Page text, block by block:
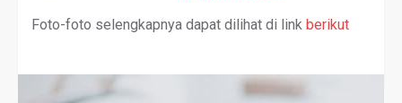
Foto-foto selengkapnya dapat dilihat di link berikut